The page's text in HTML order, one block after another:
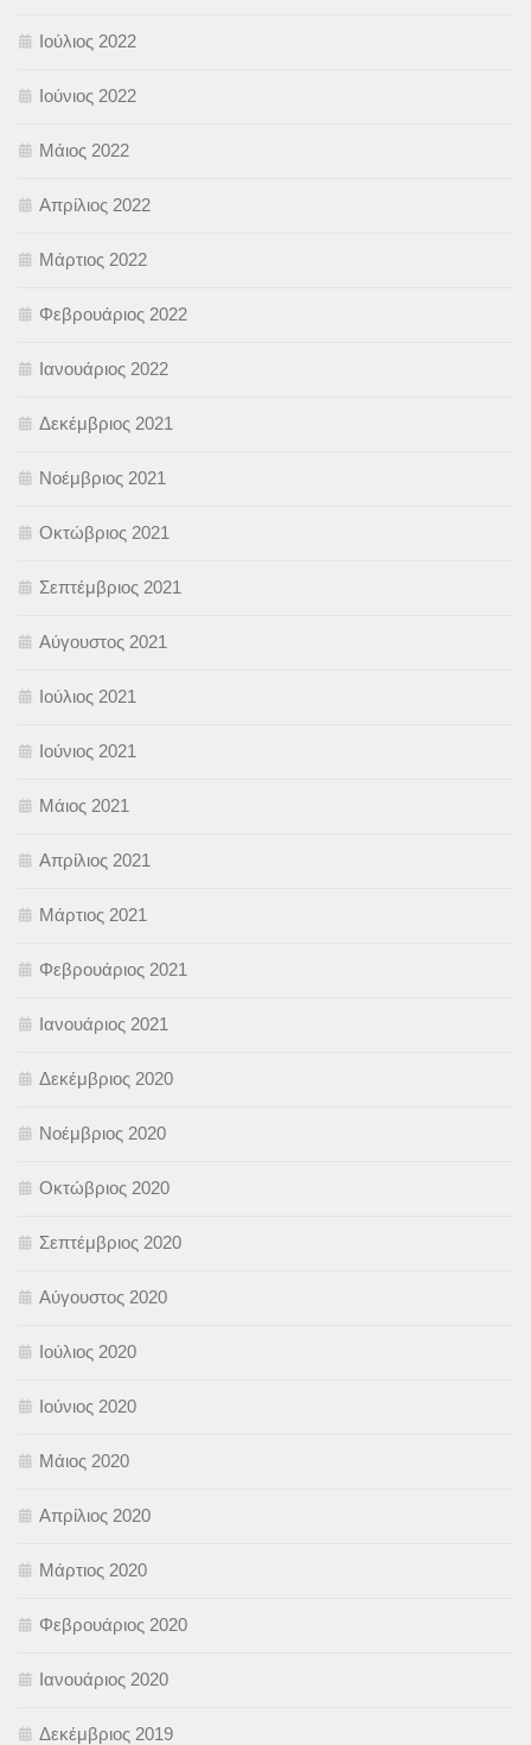
Ιούλιος 2022
Ιούνιος 2022
Μάιος 2022
Απρίλιος 2022
Μάρτιος 2022
Φεβρουάριος 2022
Ιανουάριος 2022
Δεκέμβριος 2021
Νοέμβριος 2021
Οκτώβριος 2021
Σεπτέμβριος 2021
Αύγουστος 2021
Ιούλιος 2021
Ιούνιος 2021
Μάιος 2021
Απρίλιος 2021
Μάρτιος 2021
Φεβρουάριος 2021
Ιανουάριος 2021
Δεκέμβριος 2020
Νοέμβριος 2020
Οκτώβριος 2020
Σεπτέμβριος 2020
Αύγουστος 2020
Ιούλιος 2020
Ιούνιος 2020
Μάιος 2020
Απρίλιος 2020
Μάρτιος 2020
Φεβρουάριος 2020
Ιανουάριος 2020
Δεκέμβριος 2019